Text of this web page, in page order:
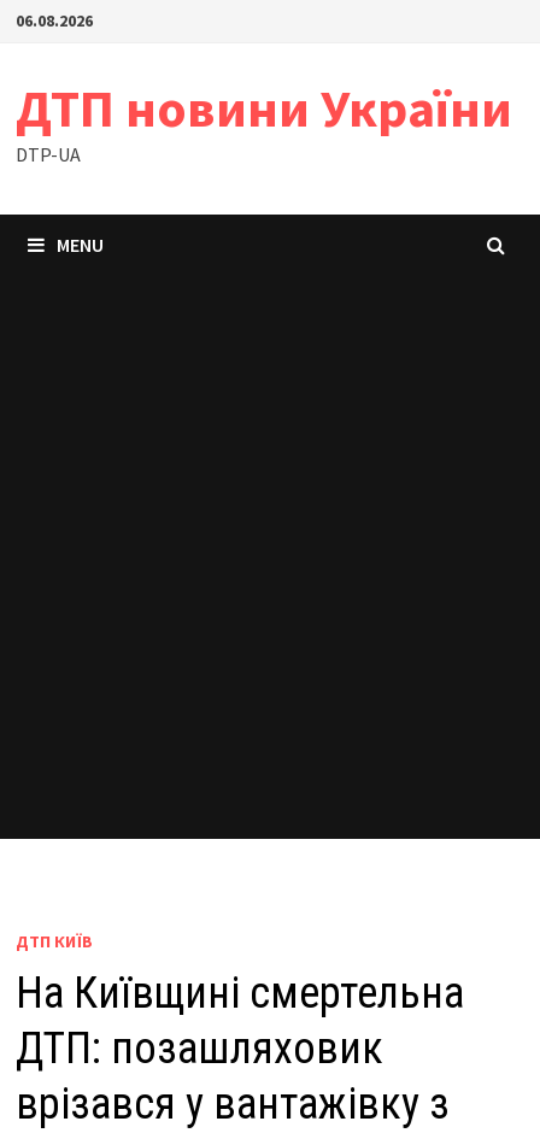
Skip06.08.2026
ДТП новини України
DTP-UA
MENU
ДТП КИЇВ
На Київщині смертельна
ДТП: позашляховик
врізався у вантажівку з